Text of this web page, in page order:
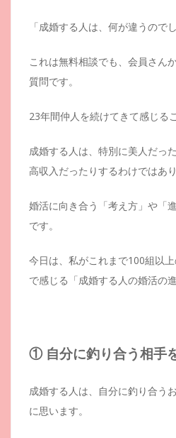
「成婚する人は、何が違うので
これは無料相談でも、会員さん
質問です。
23年間仲人を続けてきて感じる
成婚する人は、特別に美人だっ
高収入だったりするわけではあり
婚活に向き合う「考え方」や「
です。
今日は、私がこれまで100組以
で感じる「成婚する人の婚活の
① 自分に釣り合う相手
成婚する人は、自分に釣り合う
に思います。